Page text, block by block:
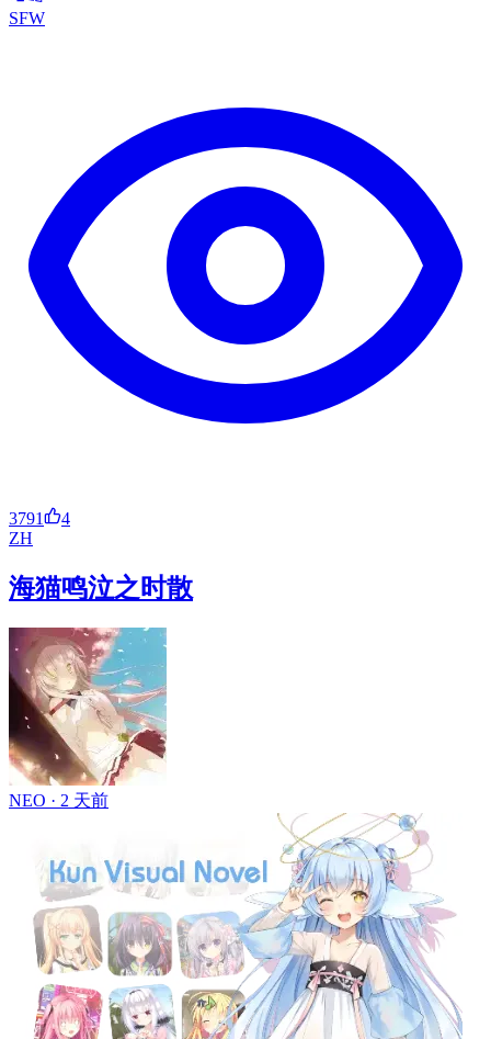
SFW
3791
4
ZH
海猫鸣泣之时散
NEO · 2 天前